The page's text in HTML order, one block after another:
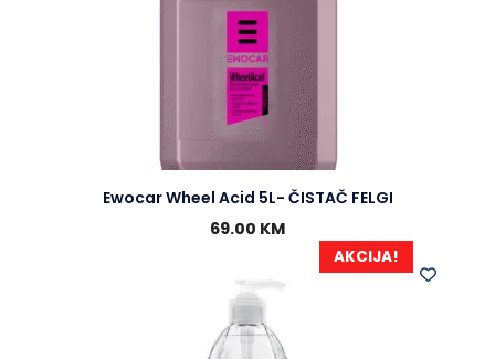
Ewocar Wheel Acid 5L- ČISTAČ FELGI
69.00 KM
AKCIJA!